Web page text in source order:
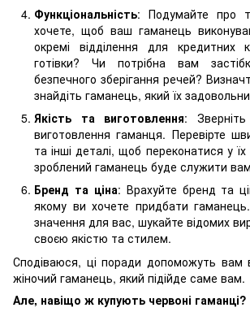
Функціональність: Подумайте про
хочете, щоб ваш гаманець
окремі відділення для кредитних
готівки? Чи потрібна вам
безпечного зберігання речей?
знайдіть гаманець, який їх
Якість та виготовлення:
виготовлення гаманця. Перевірте
та інші деталі, щоб переконатися у
зроблений гаманець буде служити
Бренд та ціна: Врахуйте бренд та
якому ви хочете придбати
значення для вас, шукайте відомих
своєю якістю та стилем.
Сподіваюся, ці поради допоможуть вам
жіночий гаманець, який підійде саме вам.
Але, навіщо ж купують червоні гаманці?